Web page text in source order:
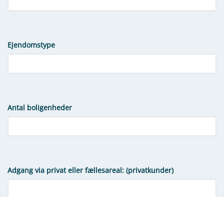
Ejendomstype
Antal boligenheder
Adgang via privat eller fællesareal: (privatkunder)